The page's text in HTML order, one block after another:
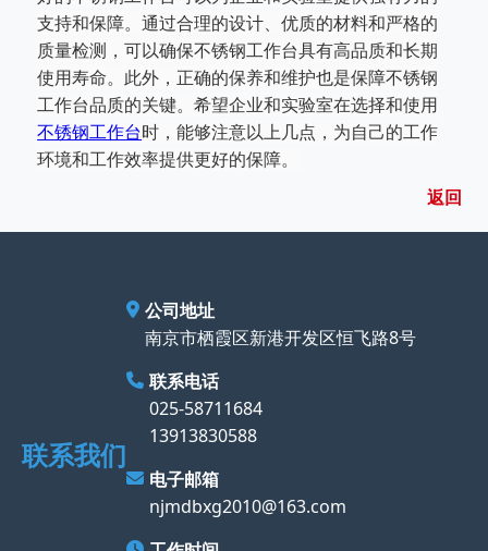
支持和保障。通过合理的设计、优质的材料和严格的
质量检测，可以确保不锈钢工作台具有高品质和长期
使用寿命。此外，正确的保养和维护也是保障不锈钢
工作台品质的关键。希望企业和实验室在选择和使用
不锈钢工作台时，能够注意以上几点，为自己的工作
环境和工作效率提供更好的保障。
返回
联系我们
公司地址
南京市栖霞区新港开发区恒飞路8号
联系电话
025-58711684
13913830588
电子邮箱
njmdbxg2010@163.com